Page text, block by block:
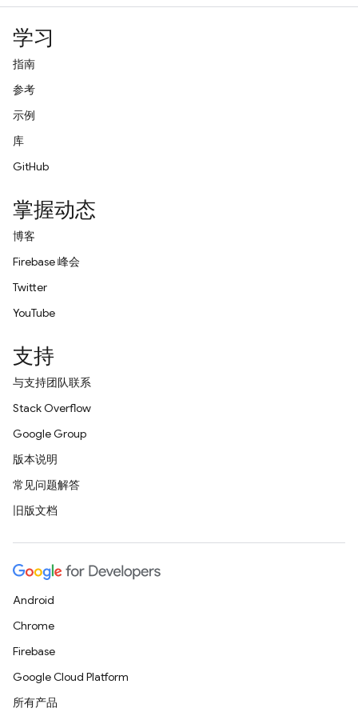
学习
指南
参考
示例
库
GitHub
掌握动态
博客
Firebase 峰会
Twitter
YouTube
支持
与支持团队联系
Stack Overflow
Google Group
版本说明
常见问题解答
旧版文档
Android
Chrome
Firebase
Google Cloud Platform
所有产品